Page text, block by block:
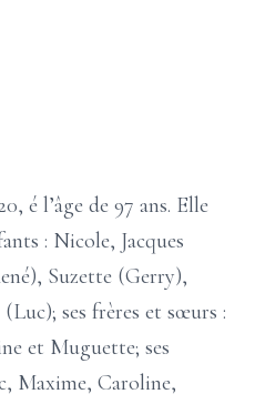
é l’âge de 97 ans. Elle
: Nicole, Jacques
Suzette (Gerry),
ses frères et sœurs :
et Muguette; ses
Maxime, Caroline,